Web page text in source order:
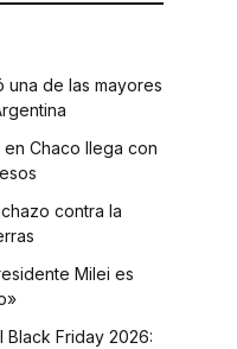
una de las mayores
Chaco llega con
contra la
Milei es
Friday 2026: